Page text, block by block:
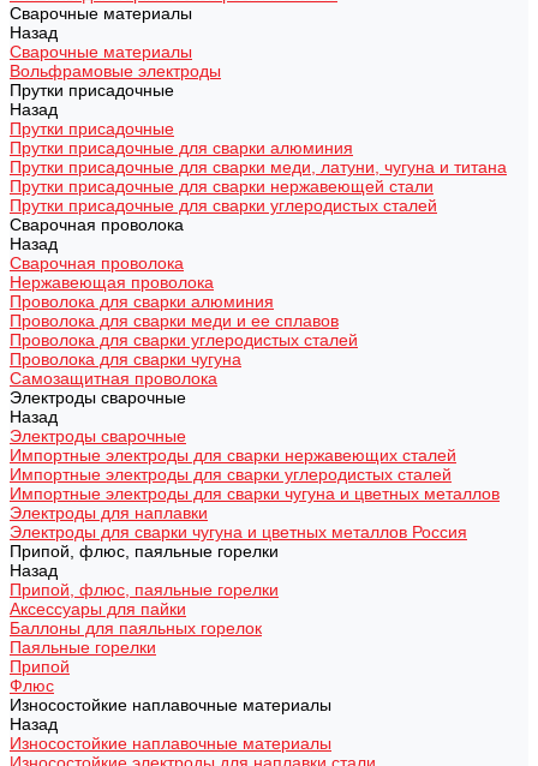
Сварочные материалы
Назад
Сварочные материалы
Вольфрамовые электроды
Прутки присадочные
Назад
Прутки присадочные
Прутки присадочные для сварки алюминия
Прутки присадочные для сварки меди, латуни, чугуна и титана
Прутки присадочные для сварки нержавеющей стали
Прутки присадочные для сварки углеродистых сталей
Сварочная проволока
Назад
Сварочная проволока
Нержавеющая проволока
Проволока для сварки алюминия
Проволока для сварки меди и ее сплавов
Проволока для сварки углеродистых сталей
Проволока для сварки чугуна
Самозащитная проволока
Электроды сварочные
Назад
Электроды сварочные
Импортные электроды для сварки нержавеющих сталей
Импортные электроды для сварки углеродистых сталей
Импортные электроды для сварки чугуна и цветных металлов
Электроды для наплавки
Электроды для сварки чугуна и цветных металлов Россия
Припой, флюс, паяльные горелки
Назад
Припой, флюс, паяльные горелки
Аксессуары для пайки
Баллоны для паяльных горелок
Паяльные горелки
Припой
Флюс
Износостойкие наплавочные материалы
Назад
Износостойкие наплавочные материалы